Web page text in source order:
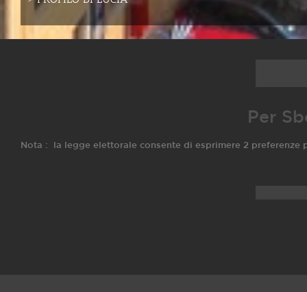
Per
Nota : la legge elettorale consente di esprimere 2 preferenze